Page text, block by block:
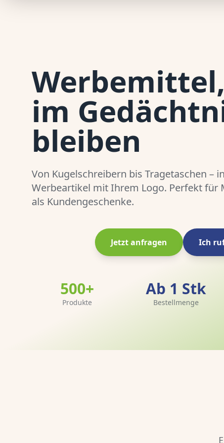
im
bleiben
Von Kugelschreibern bis Tragetaschen –
Werbeartikel mit Ihrem Logo. Perfekt für
als Kundengeschenke.
Jetzt anfragen Ich
500+
Produkte
Ab 1 Stk
Bestellmenge